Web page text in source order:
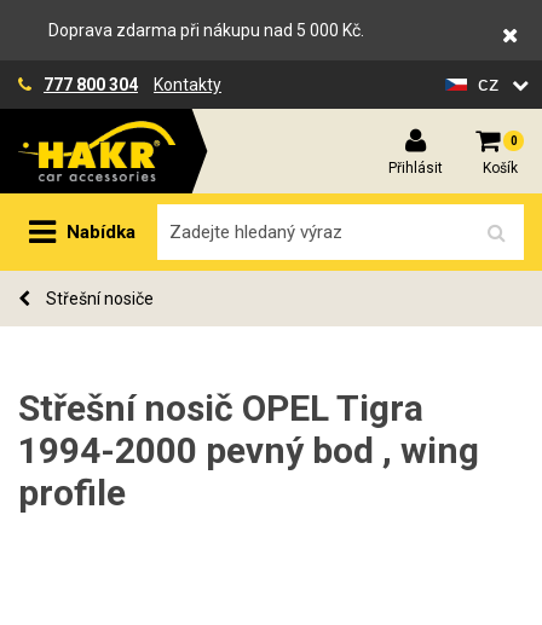
Doprava zdarma při nákupu nad 5 000 Kč.
777 800 304 Kontakty cz
Přihlásit
0
Košík
Nabídka
Střešní nosiče
Střešní nosič OPEL Tigra
1994-2000 pevný bod , wing
profile